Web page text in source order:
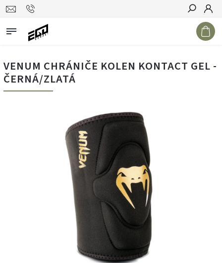
Hledat
VENUM CHRÁNIČE KOLEN KONTACT GEL -
ČERNÁ/ZLATÁ